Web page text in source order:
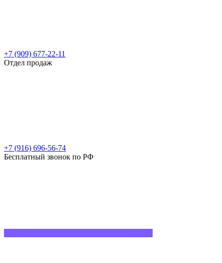
+7 (909) 677-22-11
Отдел продаж
+7 (916) 696-56-74
Бесплатный звонок по РФ